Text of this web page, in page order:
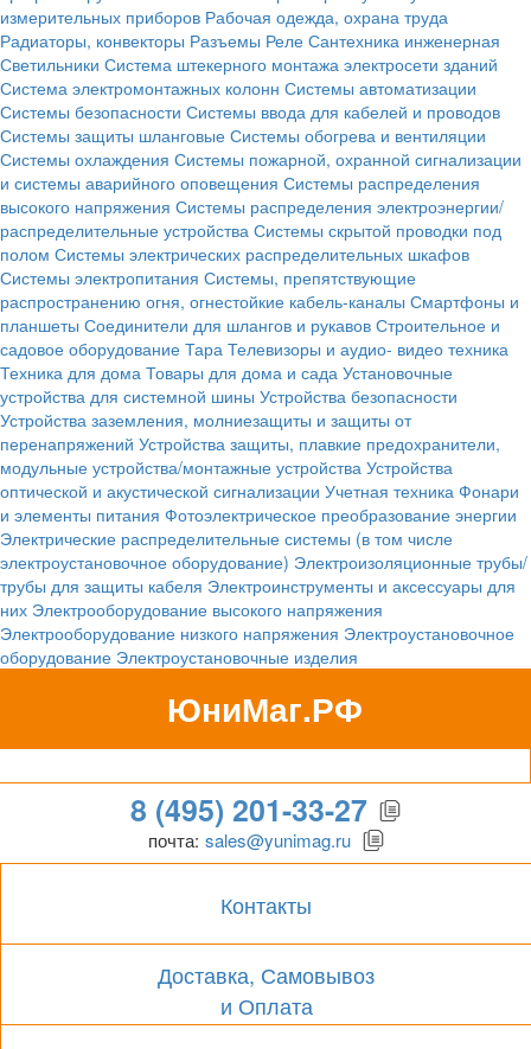
измерительных приборов Рабочая одежда, охрана труда
Радиаторы, конвекторы Разъемы Реле Сантехника инженерная
Светильники Система штекерного монтажа электросети зданий
Система электромонтажных колонн Системы автоматизации
Системы безопасности Системы ввода для кабелей и проводов
Системы защиты шланговые Системы обогрева и вентиляции
Системы охлаждения Системы пожарной, охранной сигнализации
и системы аварийного оповещения Системы распределения
высокого напряжения Системы распределения электроэнергии/
распределительные устройства Системы скрытой проводки под
полом Системы электрических распределительных шкафов
Системы электропитания Системы, препятствующие
распространению огня, огнестойкие кабель-каналы Смартфоны и
планшеты Соединители для шлангов и рукавов Строительное и
садовое оборудование Тара Телевизоры и аудио- видео техника
Техника для дома Товары для дома и сада Установочные
устройства для системной шины Устройства безопасности
Устройства заземления, молниезащиты и защиты от
перенапряжений Устройства защиты, плавкие предохранители,
модульные устройства/монтажные устройства Устройства
оптической и акустической сигнализации Учетная техника Фонари
и элементы питания Фотоэлектрическое преобразование энергии
Электрические распределительные системы (в том числе
электроустановочное оборудование) Электроизоляционные трубы/
трубы для защиты кабеля Электроинструменты и аксессуары для
них Электрооборудование высокого напряжения
Электрооборудование низкого напряжения Электроустановочное
оборудование Электроустановочные изделия
ЮниМаг.РФ
Гипермаркет для бизнеса
8 (495) 201-33-27
почта: sales@yunimag.ru
Контакты
Доставка, Самовывоз
и Оплата